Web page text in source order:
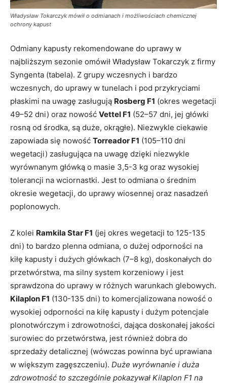
Władysław Tokarczyk mówił o odmianach i możliwościach chemicznej
ochrony kapust
Odmiany kapusty rekomendowane do uprawy w
najbliższym sezonie omówił Władysław Tokarczyk z firmy
Syngenta (tabela). Z grupy wczesnych i bardzo
wczesnych, do uprawy w tunelach i pod przykryciami
płaskimi na uwagę zasługują Rosberg F1 (okres wegetacji
49–52 dni) oraz nowość Vettel F1 (52–57 dni, jej główki
rosną od środka, są duże, okrągłe). Niezwykle ciekawie
zapowiada się nowość Torreador F1 (105–110 dni
wegetacji) zasługująca na uwagę dzięki niezwykle
wyrównanym główką o masie 3,5-3 kg oraz wysokiej
tolerancji na wciornastki. Jest to odmiana o średnim
okresie wegetacji, do uprawy wiosennej oraz nasadzeń
poplonowych.
Z kolei Ramkila Star F1 (jej okres wegetacji to 125-135
dni) to bardzo plenna odmiana, o dużej odporności na
kiłę kapusty i dużych główkach (7–8 kg), doskonałych do
przetwórstwa, ma silny system korzeniowy i jest
sprawdzona do uprawy w różnych warunkach glebowych.
Kilaplon F1 (130-135 dni) to komercjalizowana nowość o
wysokiej odporności na kiłę kapusty i dużym potencjale
plonotwórczym i zdrowotności, dająca doskonałej jakości
surowiec do przetwórstwa, jest również dobra do
sprzedaży detalicznej (wówczas powinna być uprawiana
w większym zagęszczeniu). Duże wyrównanie i duża
zdrowotność to szczególnie pokazywał Kilaplon F1 na